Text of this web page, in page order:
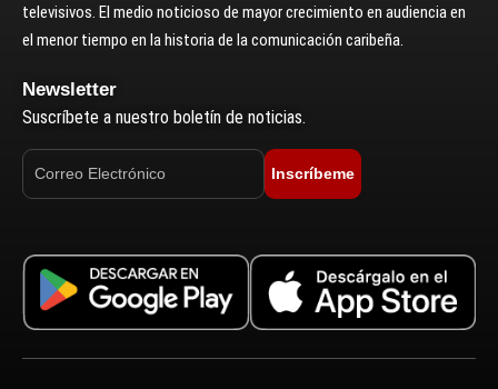
televisivos. El medio noticioso de mayor crecimiento en audiencia en
el menor tiempo en la historia de la comunicación caribeña.
Newsletter
Suscríbete a nuestro boletín de noticias.
Inscríbeme